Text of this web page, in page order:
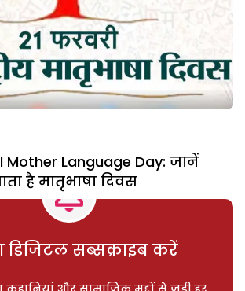
Mother Language Day: जानें
है मातृभाषा दिवस
डिजिटल सब्सक्राइब करें